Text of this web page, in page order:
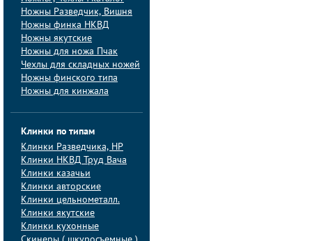
Ножны Разведчик, Вишня
Ножны финка НКВД
Ножны якутские
Ножны для ножа Пчак
Чехлы для складных ножей
Ножны финского типа
Ножны для кинжала
Клинки по типам
Клинки Pазведчика, НP
Клинки НКВД Труд Вача
Клинки казачьи
Клинки авторские
Клинки цельнометалл.
Клинки якутские
Клинки кухонные